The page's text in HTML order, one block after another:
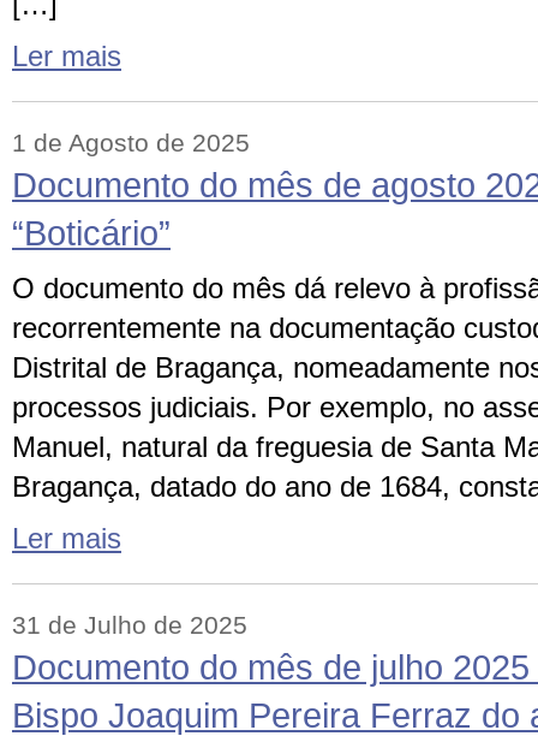
Ler mais
1 de Agosto de 2025
Documento do mês de agosto
“Boticário”
O documento do mês dá relevo à
recorrentemente na documentação
Distrital de Bragança, nomeadamente
processos judiciais. Por exemplo, no
Manuel, natural da freguesia de Santa
Bragança, datado do ano de 1684,
Ler mais
31 de Julho de 2025
Documento do mês de julho
Bispo Joaquim Pereira Ferraz do